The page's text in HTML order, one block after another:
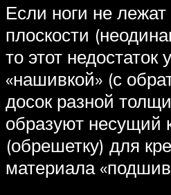
Если ноги не
плоскости
то этот недостаток
«нашивкой» (с
досок разной
образуют несущий
(обрешетку) для
материала